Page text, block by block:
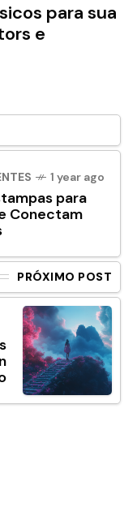
para sua
e
1 year ago
para
Conectam
PRÓXIMO POST